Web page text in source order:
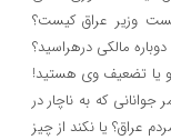
وزیر عراق کیست؟
مالکی درهراسید؟
یا تضعیف وی هستید!
که به ناچار در
عراق؟ یا نکند از چیز